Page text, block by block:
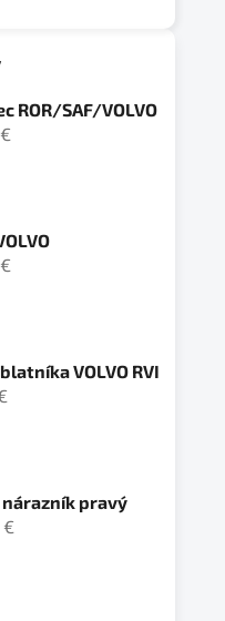
ROR/SAF/VOLVO
VOLVO RVI
pravý
€